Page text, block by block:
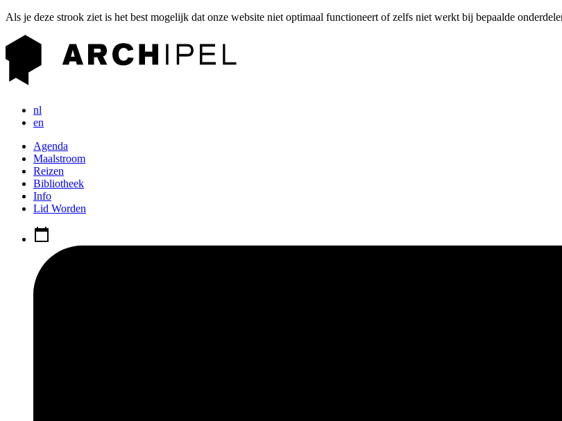
Als je deze strook ziet is het best mogelijk dat onze website niet optimaal functioneert of zelfs niet werkt bij bepaalde
nl
en
Agenda
Maalstroom
Reizen
Bibliotheek
Info
Lid Worden